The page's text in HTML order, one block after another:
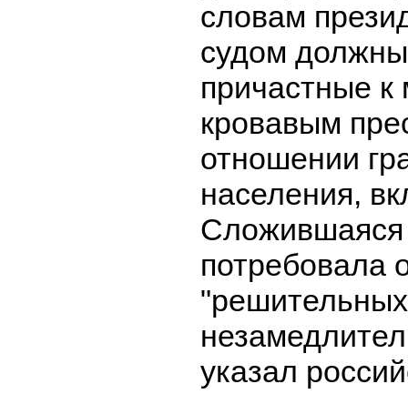
словам
судом
причастные
кровавым
отношении
населения,
Сложившаяся
потребовала
указал